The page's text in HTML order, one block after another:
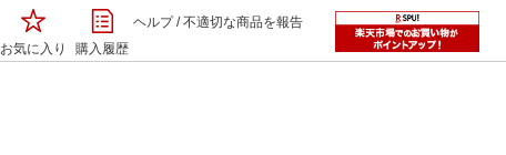
お気に入り 購入履歴
ヘルプ/不適切な商品を報告